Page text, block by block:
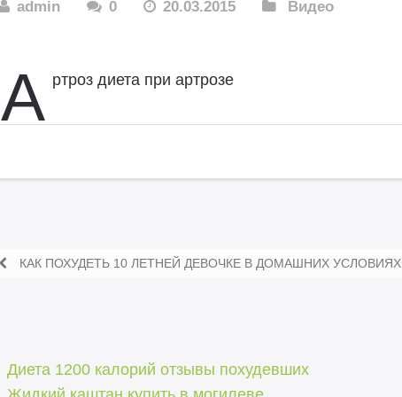
admin 0 20.03.2015 Видео
А ртроз диета при артрозе
КАК ПОХУДЕТЬ 10 ЛЕТНЕЙ ДЕВОЧКЕ В ДОМАШНИХ УСЛОВИЯХ
Диета 1200 калорий отзывы похудевших